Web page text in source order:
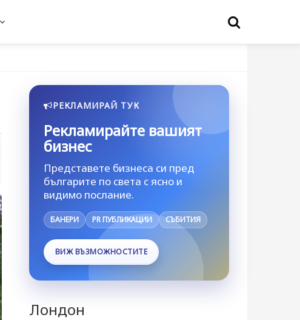
РЕКЛАМИРАЙ ТУК
Рекламирайте вашият
бизнес
Представете бизнеса си пред
българите по света с ясно и
видимо послание.
БАНЕРИ PR ПУБЛИКАЦИИ СЪБИТИЯ
ВИЖ ВЪЗМОЖНОСТИТЕ
Лондон